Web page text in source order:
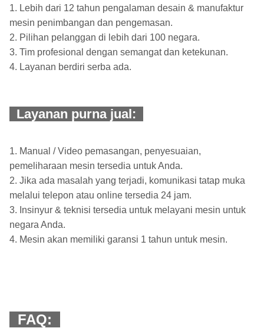
1. Lebih dari 12 tahun pengalaman desain & manufaktur
mesin penimbangan dan pengemasan.
2. Pilihan pelanggan di lebih dari 100 negara.
3. Tim profesional dengan semangat dan ketekunan.
4. Layanan berdiri serba ada.
Layanan purna jual:
1. Manual / Video pemasangan, penyesuaian,
pemeliharaan mesin tersedia untuk Anda.
2. Jika ada masalah yang terjadi, komunikasi tatap muka
melalui telepon atau online tersedia 24 jam.
3. Insinyur & teknisi tersedia untuk melayani mesin untuk
negara Anda.
4. Mesin akan memiliki garansi 1 tahun untuk mesin.
FAQ: